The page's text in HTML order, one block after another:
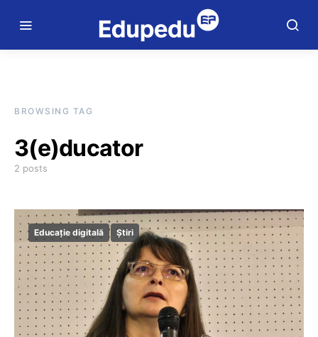
BROWSING TAG
3(e)ducator
2 posts
Educație digitală Știri